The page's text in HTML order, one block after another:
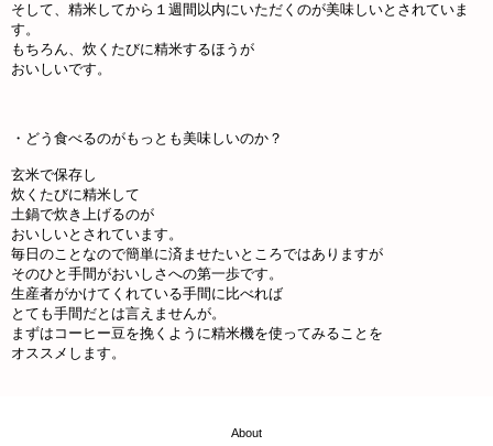
そして、精米してから１週間以内にいただくのが美味しいとされていま
す。
もちろん、炊くたびに精米するほうが
おいしいです。
・どう食べるのがもっとも美味しいのか？
玄米で保存し
炊くたびに精米して
土鍋で炊き上げるのが
おいしいとされています。
毎日のことなので簡単に済ませたいところではありますが
そのひと手間がおいしさへの第一歩です。
生産者がかけてくれている手間に比べれば
とても手間だとは言えませんが。
まずはコーヒー豆を挽くように精米機を使ってみることを
オススメします。
About